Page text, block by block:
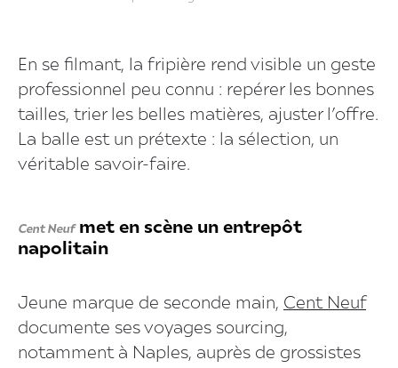
En se filmant, la fripière rend visible un geste
professionnel peu connu : repérer les bonnes
tailles, trier les belles matières, ajuster l’offre.
La balle est un prétexte : la sélection, un
véritable savoir-faire.
Cent Neufmet en scène un entrepôt
napolitain
Jeune marque de seconde main, Cent Neuf
documente ses voyages sourcing,
notamment à Naples, auprès de grossistes